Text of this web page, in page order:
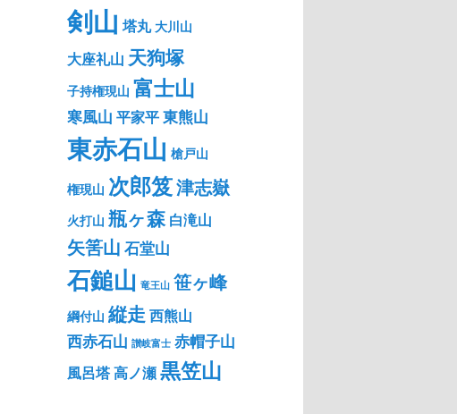
剣山 塔丸 大川山
大座礼山 天狗塚
子持権現山 富士山
寒風山 平家平東熊山
東赤石山 槍戸山
権現山 次郎笈津志嶽
火打山 瓶ヶ森 白滝山
矢筈山 石堂山
石鎚山 竜王山 笹ヶ峰
綱付山 縦走西熊山
西赤石山 讃岐富士 赤帽子山
風呂塔高ノ瀬黒笠山